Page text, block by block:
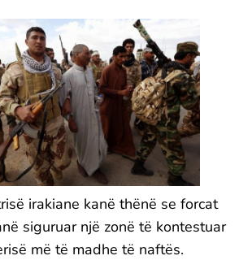
irakiane kanë thënë se forcat
siguruar një zonë të kontestuar
më të madhe të naftës.